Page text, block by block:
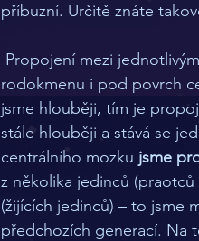
příbuzní. Určitě znáte
rodokmenu i pod povrch
jsme hlouběji, tím je
stále hlouběji a stává se
centrálního mozku jsme
z několika jedinců
(žijících jedinců) – to jsme
předchozích generací. Na